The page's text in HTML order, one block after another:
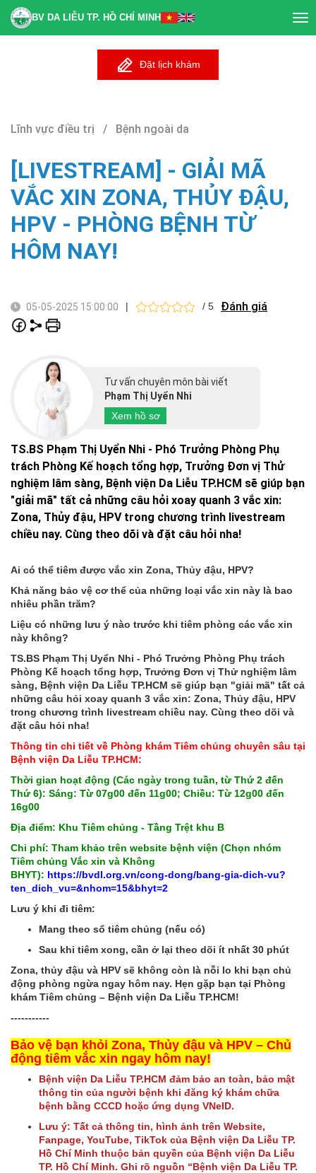
BV DA LIỄU TP. HỒ CHÍ MINH
Đặt lịch khám
Lĩnh vực điều trị / Bệnh ngoài da
[LIVESTREAM] - GIẢI MÃ
VẮC XIN ZONA, THỦY ĐẬU,
HPV - PHÒNG BỆNH TỪ
HÔM NAY!
05-05-2025 15:00:00 | / 5 Đánh giá
Tư vấn chuyên môn bài viết
Phạm Thị Uyển Nhi
Xem hồ sơ
TS.BS Phạm Thị Uyển Nhi - Phó Trưởng Phòng Phụ
trách Phòng Kế hoạch tổng hợp, Trưởng Đơn vị Thử
nghiệm lâm sàng, Bệnh viện Da Liễu TP.HCM sẽ giúp bạn
"giải mã" tất cả những câu hỏi xoay quanh 3 vắc xin:
Zona, Thủy đậu, HPV trong chương trình livestream
chiều nay. Cùng theo dõi và đặt câu hỏi nha!
Ai có thể tiêm được vắc xin Zona, Thủy đậu, HPV?
Khả năng bảo vệ cơ thể của những loại vắc xin này là bao
nhiêu phần trăm?
Liệu có những lưu ý nào trước khi tiêm phòng các vắc xin
này không?
TS.BS Phạm Thị Uyển Nhi - Phó Trưởng Phòng Phụ trách
Phòng Kế hoạch tổng hợp, Trưởng Đơn vị Thử nghiệm lâm
sàng, Bệnh viện Da Liễu TP.HCM sẽ giúp bạn "giải mã" tất cả
những câu hỏi xoay quanh 3 vắc xin: Zona, Thủy đậu, HPV
trong chương trình livestream chiều nay. Cùng theo dõi và
đặt câu hỏi nha!
Thông tin chi tiết về Phòng khám Tiêm chủng chuyên sâu tại
Bệnh viện Da Liễu TP.HCM:
Thời gian hoạt động (Các ngày trong tuần, từ Thứ 2 đến
Thứ 6): Sáng: Từ 07g00 đến 11g00; Chiều: Từ 12g00 đến
16g00
Địa điểm: Khu Tiêm chủng - Tầng Trệt khu B
Chi phí: Tham khảo trên website bệnh viện (Chọn nhóm
Tiêm chủng Vắc xin và Không
BHYT): https://bvdl.org.vn/cong-dong/bang-gia-dich-vu?
ten_dich_vu=&nhom=15&bhyt=2
Lưu ý khi đi tiêm:
Mang theo sổ tiêm chủng (nếu có)
Sau khi tiêm xong, cần ở lại theo dõi ít nhất 30 phút
Zona, thủy đậu và HPV sẽ không còn là nỗi lo khi bạn chủ
động phòng ngừa ngay hôm nay. Hẹn gặp bạn tại Phòng
khám Tiêm chủng – Bệnh viện Da Liễu TP.HCM!
-----------
Bảo vệ bạn khỏi Zona, Thủy đậu và HPV – Chủ
động tiêm vắc xin ngay hôm nay!
Bệnh viện Da Liễu TP.HCM đảm bảo an toàn, bảo mật
thông tin của người bệnh khi đăng ký khám chữa
bệnh bằng CCCD hoặc ứng dụng VNeID.
Lưu ý: Tất cả thông tin, hình ảnh trên Website,
Fanpage, YouTube, TikTok của Bệnh viện Da Liễu TP.
Hồ Chí Minh thuộc bản quyền của Bệnh viện Da Liễu
TP. Hồ Chí Minh. Ghi rõ nguồn “Bệnh viện Da Liễu TP.